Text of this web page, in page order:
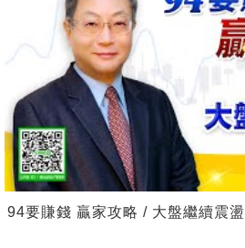
94要賺錢 贏家攻略 / 大盤繼續震盪